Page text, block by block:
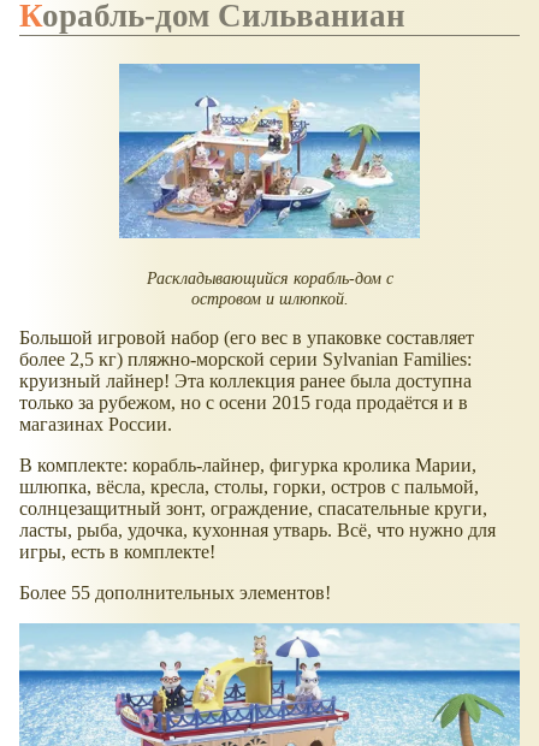
Корабль-дом Сильваниан
Раскладывающийся корабль-дом с
островом и шлюпкой.
Большой игровой набор (его вес в упаковке составляет
более 2,5 кг) пляжно-морской серии Sylvanian Families:
круизный лайнер! Эта коллекция ранее была доступна
только за рубежом, но с осени 2015 года продаётся и в
магазинах России.
В комплекте: корабль-лайнер, фигурка кролика Марии,
шлюпка, вёсла, кресла, столы, горки, остров с пальмой,
солнцезащитный зонт, ограждение, спасательные круги,
ласты, рыба, удочка, кухонная утварь. Всё, что нужно для
игры, есть в комплекте!
Более 55 дополнительных элементов!